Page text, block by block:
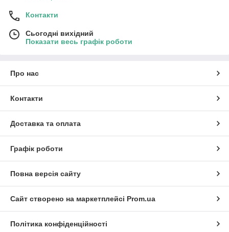
Контакти
Сьогодні вихідний
Показати весь графік роботи
Про нас
Контакти
Доставка та оплата
Графік роботи
Повна версія сайту
Сайт створено на маркетплейсі Prom.ua
Політика конфіденційності